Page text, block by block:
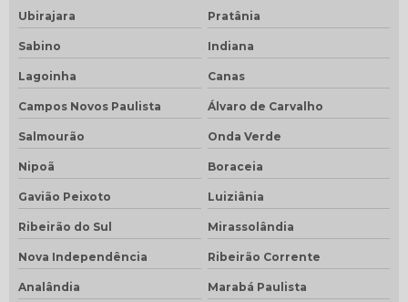
Ubirajara Pratânia
Sabino Indiana
Lagoinha Canas
Campos Novos Paulista Álvaro de Carvalho
Salmourão Onda Verde
Nipoã Boraceia
Gavião Peixoto Luiziânia
Ribeirão do Sul Mirassolândia
Nova Independência Ribeirão Corrente
Analândia Marabá Paulista